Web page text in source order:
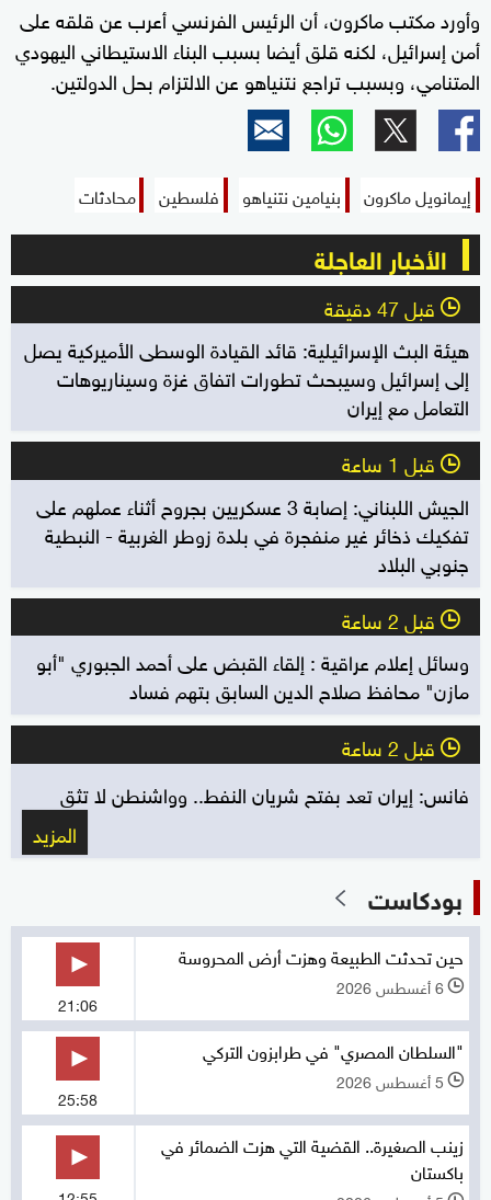
وأورد مكتب ماكرون، أن الرئيس الفرنسي أعرب عن قلقه على
أمن إسرائيل، لكنه قلق أيضا بسبب البناء الاستيطاني اليهودي
المتنامي، وبسبب تراجع نتنياهو عن الالتزام بحل الدولتين.
إيمانويل ماكرون بنيامين نتنياهو فلسطين محادثات
الأخبار العاجلة
l قبل 47 دقيقة
هيئة البث الإسرائيلية: قائد القيادة الوسطى الأميركية يصل
إلى إسرائيل وسيبحث تطورات اتفاق غزة وسيناريوهات
التعامل مع إيران
l قبل 1 ساعة
الجيش اللبناني: إصابة 3 عسكريين بجروح أثناء عملهم على
تفكيك ذخائر غير منفجرة في بلدة زوطر الغربية - النبطية
جنوبي البلاد
l قبل 2 ساعة
وسائل إعلام عراقية : إلقاء القبض على أحمد الجبوري "أبو
مازن" محافظ صلاح الدين السابق بتهم فساد
l قبل 2 ساعة
فانس: إيران تعد بفتح شريان النفط.. وواشنطن لا تثق
المزيد
بودكاست
حين تحدثت الطبيعة وهزت أرض المحروسة
l 6 أغسطس 2026
21:06
"السلطان المصري" في طرابزون التركي
l 5 أغسطس 2026
25:58
زينب الصغيرة.. القضية التي هزت الضمائر في
باكستان